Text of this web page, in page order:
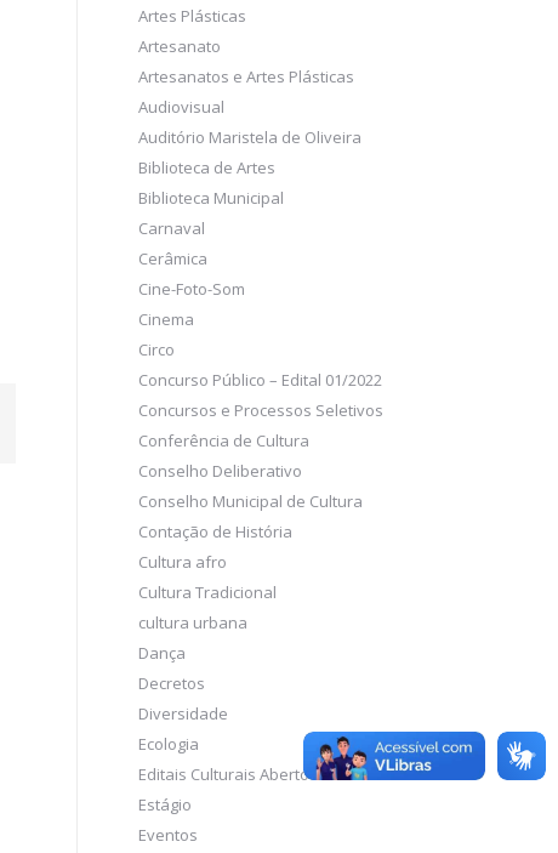
Artes Plásticas
Artesanato
Artesanatos e Artes Plásticas
Audiovisual
Auditório Maristela de Oliveira
Biblioteca de Artes
Biblioteca Municipal
Carnaval
Cerâmica
Cine-Foto-Som
Cinema
Circo
Concurso Público – Edital 01/2022
Concursos e Processos Seletivos
Conferência de Cultura
Conselho Deliberativo
Conselho Municipal de Cultura
Contação de História
Cultura afro
Cultura Tradicional
cultura urbana
Dança
Decretos
Diversidade
Ecologia
Editais Culturais Abertos
Estágio
Eventos